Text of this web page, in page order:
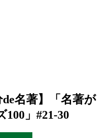
de名著】「名著が
」#21-30